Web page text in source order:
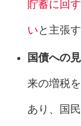
貯蓄に回
い と主張
国債への
来の増税
あり、国